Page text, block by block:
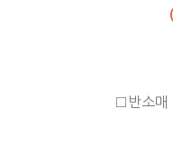
□ 반소매